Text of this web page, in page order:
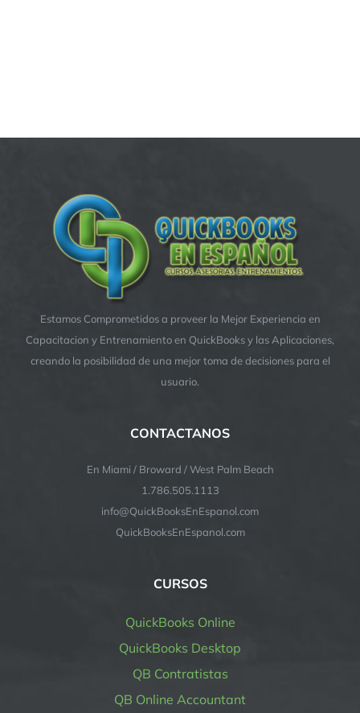
Estamos Comprometidos a proveer la Mejor Experiencia en
Capacitacion y Entrenamiento en QuickBooks y las Aplicaciones,
creando la posibilidad de una mejor toma de decisiones para el
usuario.
CONTACTANOS
En Miami / Broward / West Palm Beach
1.786.505.1113
info@QuickBooksEnEspanol.com
QuickBooksEnEspanol.com
CURSOS
QuickBooks Online
QuickBooks Desktop
QB Contratistas
QB Online Accountant